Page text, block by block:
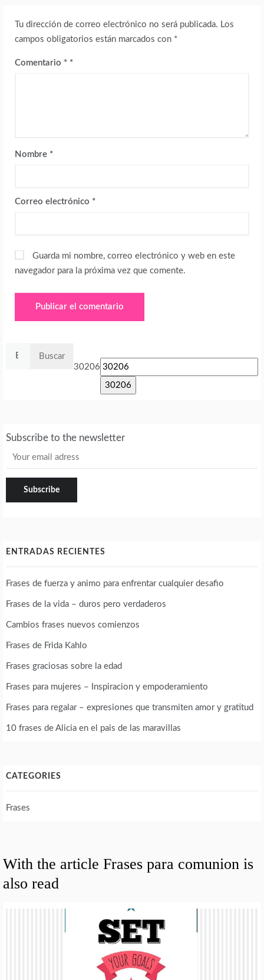
Tu dirección de correo electrónico no será publicada. Los
campos obligatorios están marcados con *
Comentario *
Nombre *
Correo electrónico *
Guarda mi nombre, correo electrónico y web en este
navegador para la próxima vez que comente.
30206
Subscribe to the newsletter
ENTRADAS RECIENTES
Frases de fuerza y animo para enfrentar cualquier desafio
Frases de la vida – duros pero verdaderos
Cambios frases nuevos comienzos
Frases de Frida Kahlo
Frases graciosas sobre la edad
Frases para mujeres – Inspiracion y empoderamiento
Frases para regalar – expresiones que transmiten amor y gratitud
10 frases de Alicia en el pais de las maravillas
CATEGORIES
Frases
With the article Frases para comunion is
also read